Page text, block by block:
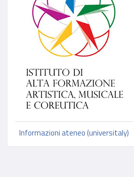
Informazioni ateneo (universitaly)